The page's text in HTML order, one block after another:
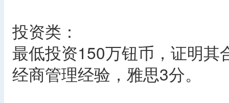
投资类：
最低投资150万钮币，证明
经商管理经验，雅思3分。